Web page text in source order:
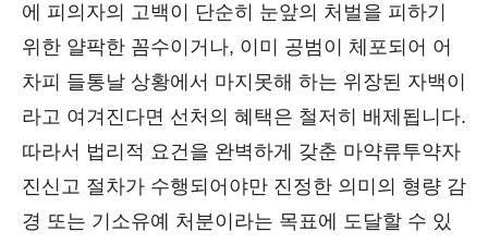
에 피의자의 고백이 단순히 눈앞의 처벌을 피하기
위한 얄팍한 꼼수이거나, 이미 공범이 체포되어 어
차피 들통날 상황에서 마지못해 하는 위장된 자백이
라고 여겨진다면 선처의 혜택은 철저히 배제됩니다.
따라서 법리적 요건을 완벽하게 갖춘 마약류투약자
진신고 절차가 수행되어야만 진정한 의미의 형량 감
경 또는 기소유예 처분이라는 목표에 도달할 수 있